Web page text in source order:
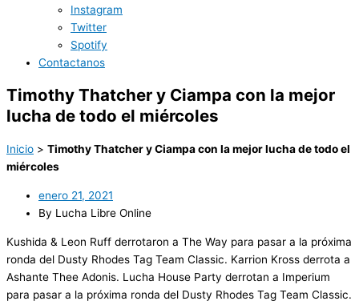
Instagram
Twitter
Spotify
Contactanos
Timothy Thatcher y Ciampa con la mejor
lucha de todo el miércoles
Inicio > Timothy Thatcher y Ciampa con la mejor lucha de todo el
miércoles
enero 21, 2021
By Lucha Libre Online
Kushida & Leon Ruff derrotaron a The Way para pasar a la próxima
ronda del Dusty Rhodes Tag Team Classic. Karrion Kross derrota a
Ashante Thee Adonis. Lucha House Party derrotan a Imperium
para pasar a la próxima ronda del Dusty Rhodes Tag Team Classic.